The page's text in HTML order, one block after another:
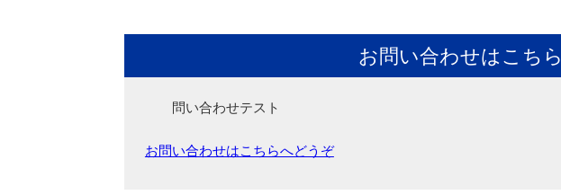
お問い合わせはこちら
問い合わせテスト
お問い合わせはこちらへどうぞ